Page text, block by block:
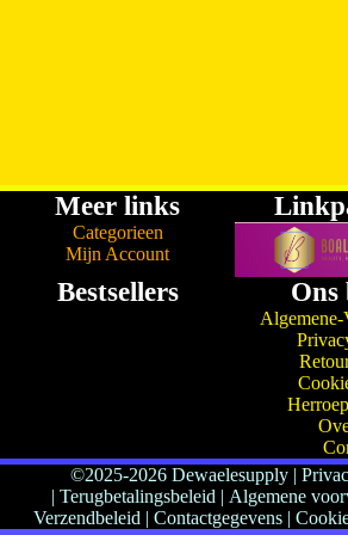
Meer links
Categorieen
Mijn Account
Bestsellers Ons
Algemene-
©2025-2026 Dewaelesupply |
| Terugbetalingsbeleid | Algemene
Verzendbeleid |Contactgegevens |